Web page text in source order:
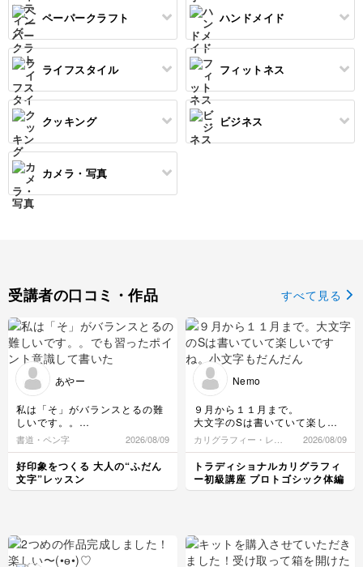
オートクチュール刺繍
リボン刺繍
ビーズ刺繍
フランス刺繍
ソウタシエ
あみぐるみ
コピック
パステルアート
色鉛筆
油絵
水彩画
ネイルケア
ジェルネイル
レジンアクセサリー
ワイヤーアクセサリー
ビーズアクセサリー
キャンドルホルダー
マーブルキャンドル
スイーツキャンドル
ソイキャンドル
ジェルキャンドル
アロマキャンドル
サシェ
レタリング
カリグラフィー
すべて
上絵付け
ポーセラーツ
トールペイント
すべて
筆文字
ペン字
ペーパークラフト
すべて
ペーパーアート
カルトナージュ
折り紙
ハンドメイド
すべて
羊毛フェルト
ぬいぐるみ
クラフト
石鹸作り
水引
つまみ細工
カービング
ライフスタイル
すべて
暮らし
パーソナルカラー
占い
金継ぎ
手帳・ノート
整理収納・片付け
フラワーアレンジメント
フィットネス
すべて
ヨガ
ピラティス
フィットネス
クッキング
すべて
洋菓子
和菓子
料理
ビジネス
すべて
EC・集客
ブランディング
カメラ・写真
物撮り・テーブルフォト
風景・スナップ
光・ライティング
構図
画像編集ツール
受講者の口コミ・作品 すべて見る
あやー
私は「そ」がバランスとるの難
しいです。。
でも習ったポイント意識して書
いたら楽しくて、先生が話すポ
イントをメモする時もそのポイ
ントを意識して書くとバランス
とれるのでどんどん書くのがた
書道・ペン字 2026/08/09
好印象をつくる 大人の“ふだん
文字”レッスン
Nemo
９月から１１月まで。
大文字のSは書いていて楽しい
ですね。
小文字もだんだん手癖がついて
きた気がするので、復習したい
です。
カリグラフィー・レタ
リング
2026/08/09
トラディショナルカリグラフィ
ー初級講座 プロトゴシック体編